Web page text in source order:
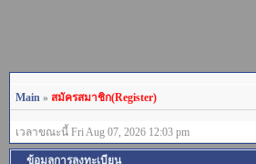
Main » สมัครสมาชิก(Register)
เวลาขณะนี้ Fri Aug 07, 2026 12:03 pm
ข้อมูลการลงทะเบียน